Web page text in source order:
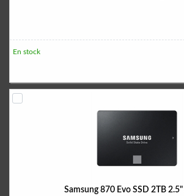
En stock
Samsung 870 Evo SSD 2TB 2.5"